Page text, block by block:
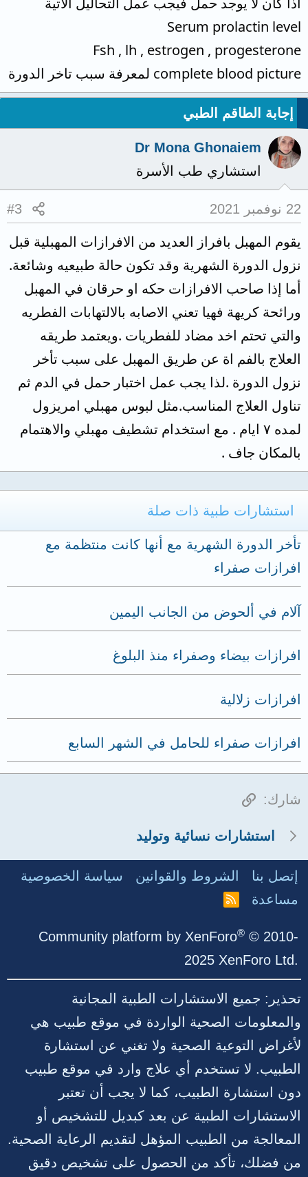
Serum prolactin level
Fsh , lh , estrogen , progesterone
complete blood picture لمعرفة سبب تاخر الدورة
إجابة الطاقم الطبي
Dr Mona Ghonaiem
استشاري طب الأسرة
22 نوفمبر 2021 #3
يقوم المهبل بافراز العديد من الافرازات المهبلية قبل
نزول الدورة الشهرية وقد تكون حالة طبيعيه وشائعة.
أما إذا صاحب الافرازات حكه او حرقان في المهبل
ورائحة كريهة فهيا تعني الاصابه بالالتهابات الفطريه
والتي تحتم اخد مضاد للفطريات .ويعتمد طريقه
العلاج بالفم اة عن طريق المهبل على سبب تأخر
نزول الدورة .لذا يجب عمل اختبار حمل في الدم ثم
تناول العلاج المناسب.مثل لبوس مهبلي امريزول
لمده ٧ ايام . مع استخدام تشطيف مهبلي والاهتمام
بالمكان جاف .
استشارات طبية ذات صلة
تأخر الدورة الشهرية مع أنها كانت منتظمة مع
افرازات صفراء
آلام في ألحوض من الجانب اليمين
افرازات بيضاء وصفراء منذ البلوغ
افرازات زلالية
افرازات صفراء للحامل في الشهر السابع
شارك: الرابط
استشارات نسائية وتوليد
إتصل بنا الشروط والقوانين
سياسة الخصوصية
مساعدة
R
Community platform by XenForo® © 2010-
2025 XenForo Ltd.
تحذير: جميع الاستشارات الطبية المجانية
والمعلومات الصحية الواردة في موقع طبيب هي
لأغراض التوعية الصحية ولا تغني عن استشارة
الطبيب. لا تستخدم أي علاج وارد في موقع طبيب
دون استشارة الطبيب، كما لا يجب أن تعتبر
الاستشارات الطبية عن بعد كبديل للتشخيص أو
المعالجة من الطبيب المؤهل لتقديم الرعاية الصحية.
من فضلك، تأكد من الحصول على تشخيص دقيق